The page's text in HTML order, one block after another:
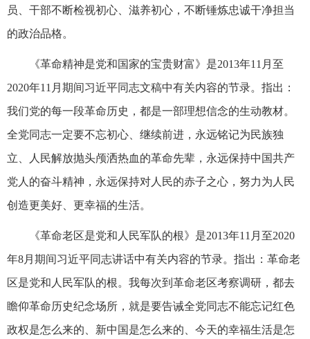
员、干部不断检视初心、滋养初心，不断锤炼忠诚干净担当
的政治品格。
《革命精神是党和国家的宝贵财富》是2013年11月至
2020年11月期间习近平同志文稿中有关内容的节录。指出：
我们党的每一段革命历史，都是一部理想信念的生动教材。
全党同志一定要不忘初心、继续前进，永远铭记为民族独
立、人民解放抛头颅洒热血的革命先辈，永远保持中国共产
党人的奋斗精神，永远保持对人民的赤子之心，努力为人民
创造更美好、更幸福的生活。
《革命老区是党和人民军队的根》是2013年11月至2020
年8月期间习近平同志讲话中有关内容的节录。指出：革命老
区是党和人民军队的根。我每次到革命老区考察调研，都去
瞻仰革命历史纪念场所，就是要告诫全党同志不能忘记红色
政权是怎么来的、新中国是怎么来的、今天的幸福生活是怎